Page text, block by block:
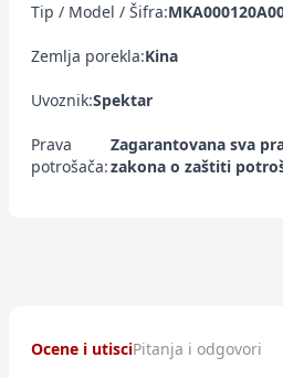
Tip / Model / Šifra:
Zemlja porekla:Kina
Uvoznik:Spektar
Prava
potrošača:
Zagarantovana sva
zakona o zaštiti
Ocene i utisciPitanja i odgovori